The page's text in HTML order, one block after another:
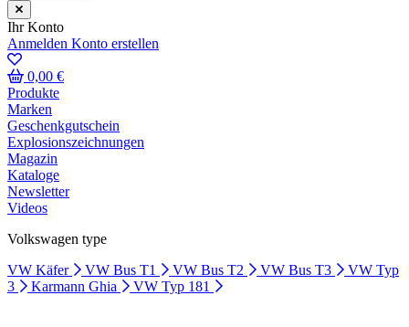
Ihr Konto
Anmelden Konto erstellen
0,00 €
Produkte
Marken
Geschenkgutschein
Explosionszeichnungen
Magazin
Kataloge
Newsletter
Videos
Volkswagen type
VW Käfer
VW Bus T1 VW Bus T2 VW Bus T3
VW Typ
3
Karmann Ghia VW Typ 181